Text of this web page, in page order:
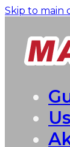
Skip to main